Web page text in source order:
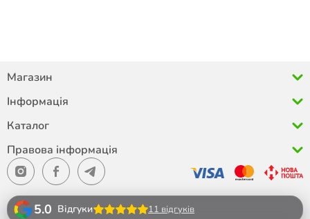
Магазин
Інформація
Каталог
Правова інформація
5.0 Відгуки 11 відгуків